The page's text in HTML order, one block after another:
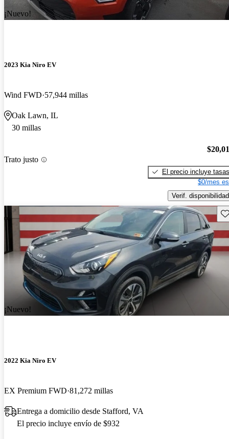
¡Nuevo!
2023 Kia Niro EV
Wind FWD 57,944 millas
Oak Lawn, IL
30 millas
Trato justo
El precio incluye tasas
$0/mes
Verif. disponibilidad
¡Nuevo!
2022 Kia Niro EV
EX Premium FWD 81,272 millas
Entrega a domicilio desde Stafford, VA
El precio incluye envío de $932